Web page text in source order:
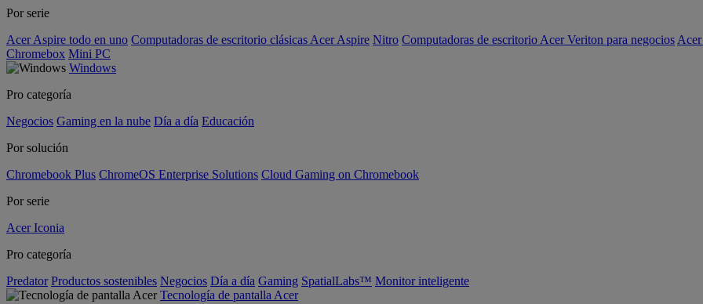
Por serie
Acer Aspire todo en uno Computadoras de escritorio clásicas Acer Aspire Nitro Computadoras de escritorio Acer Veriton para negocios
Chromebox Mini PC
Windows
Pro categoría
Negocios Gaming en la nube Día a día Educación
Por solución
Chromebook Plus ChromeOS Enterprise Solutions Cloud Gaming on Chromebook
Por serie
Acer Iconia
Pro categoría
Predator Productos sostenibles Negocios Día a día Gaming SpatialLabs™ Monitor inteligente
Tecnología de pantalla Acer